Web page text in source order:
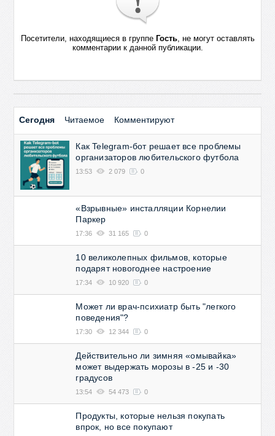
Посетители, находящиеся в группе Гость, не могут оставлять
комментарии к данной публикации.
Сегодня Читаемое Комментируют
Как Telegram-бот решает все проблемы
организаторов любительского футбола
13:53 2 079 0
«Взрывные» инсталляции Корнелии
Паркер
17:36 31 165 0
10 великолепных фильмов, которые
подарят новогоднее настроение
17:34 10 920 0
Может ли врач-психиатр быть "легкого
поведения"?
17:30 12 344 0
Действительно ли зимняя «омывайка»
может выдержать морозы в -25 и -30
градусов
13:54 54 473 0
Продукты, которые нельзя покупать
впрок, но все покупают